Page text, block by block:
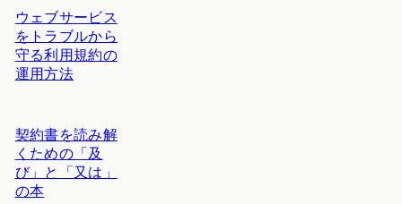
ウェブサービス
をトラブルから
守る利用規約の
運用方法
契約書を読み解
くための「及
び」と「又は」
の本